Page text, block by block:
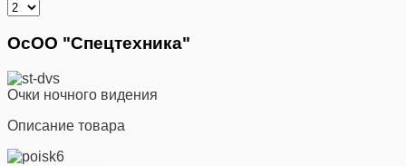
ОсОО "Спецтехника"
Очки ночного видения
Описание товара